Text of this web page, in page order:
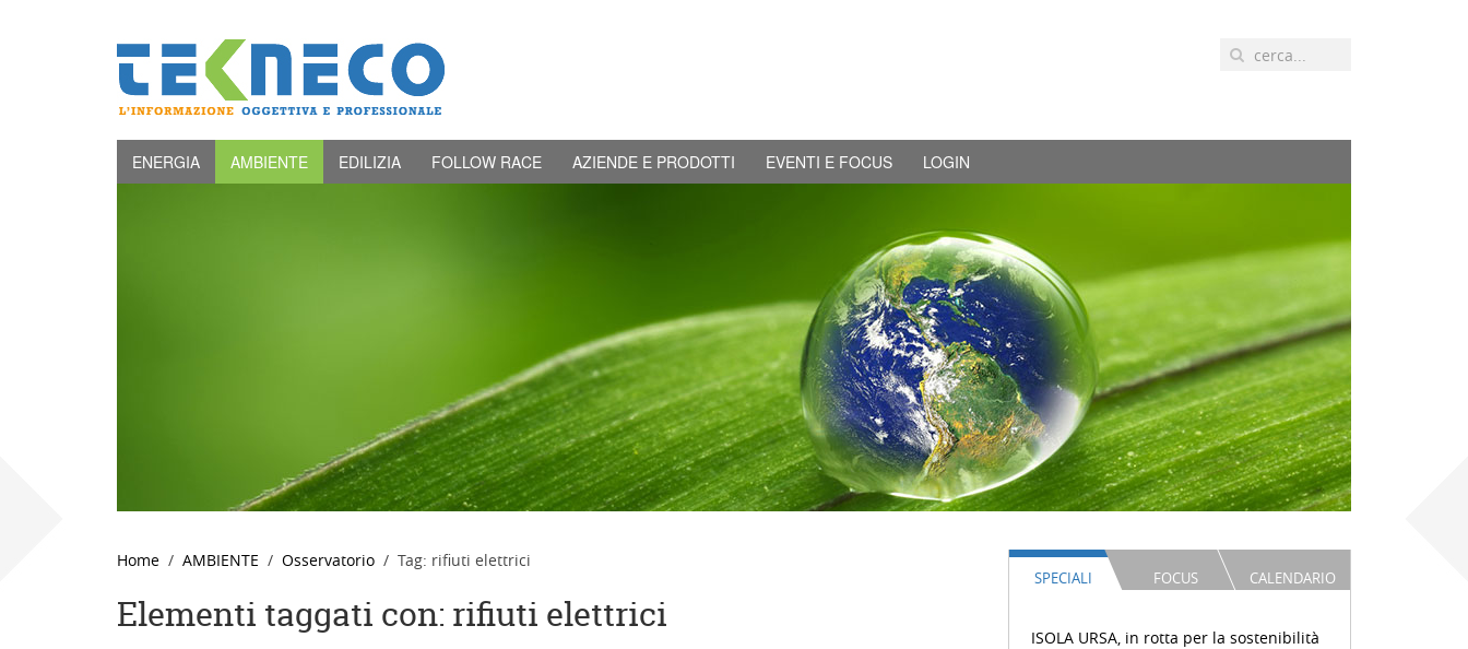
ENERGIA AMBIENTE EDILIZIA FOLLOW RACE AZIENDE E PRODOTTI EVENTI E FOCUS LOGIN
Home AMBIENTE Osservatorio Tag: rifiuti elettrici
Elementi taggati con: rifiuti elettrici
SPECIALI FOCUS CALENDARIO
ISOLA URSA, in rotta per la sostenibilità